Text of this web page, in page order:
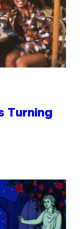
Turning